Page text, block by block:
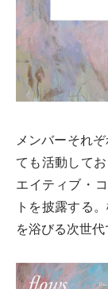
メンバーそれ
ても活動して
エイティブ・
トを披露する
を浴びる次世代